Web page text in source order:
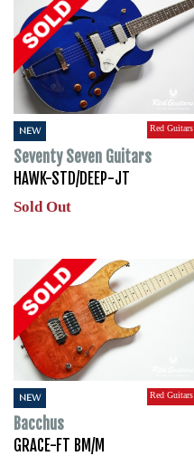
NEW Red Guitars
Seventy Seven Guitars
HAWK-STD/DEEP-JT
Sold Out
NEW Red Guitars
Bacchus
GRACE-FT BM/M